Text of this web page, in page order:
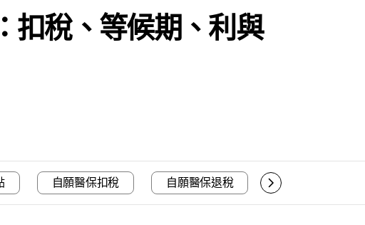
扣稅、等候期、利與
自願醫保扣稅 自願醫保退稅